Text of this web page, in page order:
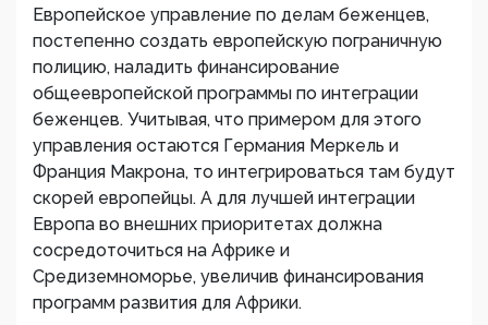
Европейское управление по делам беженцев,
постепенно создать европейскую пограничную
полицию, наладить финансирование
общеевропейской программы по интеграции
беженцев. Учитывая, что примером для этого
управления остаются Германия Меркель и
Франция Макрона, то интегрироваться там будут
скорей европейцы. А для лучшей интеграции
Европа во внешних приоритетах должна
сосредоточиться на Африке и
Средиземноморье, увеличив финансирования
программ развития для Африки.